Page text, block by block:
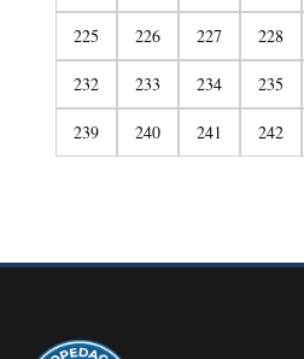
225 226 227 228
232 233 234 235
239 240 241 242